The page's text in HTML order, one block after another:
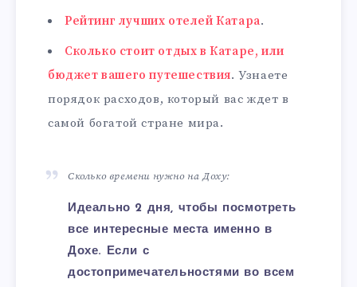
Рейтинг лучших отелей Катара.
Сколько стоит отдых в Катаре, или
бюджет вашего путешествия. Узнаете
порядок расходов, который вас ждет в
самой богатой стране мира.
Сколько времени нужно на Доху:
Идеально 2 дня, чтобы посмотреть
все интересные места именно в
Дохе. Если с
достопримечательностями во всем